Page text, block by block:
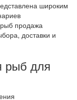
широким
продажа
доставки и
рыб для